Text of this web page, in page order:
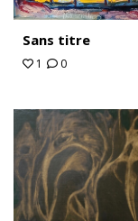
Sans titre
1 0